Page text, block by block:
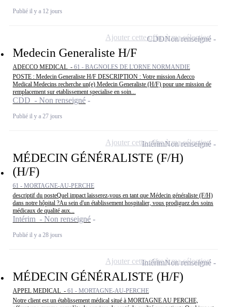
Publié il y a 12 jours
Medecin Generaliste H/F
ADECCO MEDICAL - 61 - BAGNOLES DE L'ORNE NORMANDIE
POSTE : Medecin Generaliste H/F DESCRIPTION : Votre mission Adecco
Medical Medecins recherche un(e) Medecin Generaliste (H/F) pour une mission de
remplacement sur etablissement specialise en soin...
CDD - Non renseigné
Publié il y a 27 jours
CDDNon renseigné
Ajouter cette offre à ma sélection
MÉDECIN GÉNÉRALISTE (F/H)
(H/F)
61 - MORTAGNE-AU-PERCHE
descriptif du posteQuel impact laisserez-vous en tant que Médecin généraliste (F/H)
dans notre hôpital ?Au sein d'un établissement hospitalier, vous prodiguez des soins
médicaux de qualité aux...
Intérim - Non renseigné
Publié il y a 28 jours
IntérimNon renseigné
Ajouter cette offre à ma sélection
MÉDECIN GÉNÉRALISTE (H/F)
APPEL MEDICAL - 61 - MORTAGNE-AU-PERCHE
Notre client est un établissement médical situé à MORTAGNE AU PERCHE,
IntérimNon renseigné
Ajouter cette offre à ma sélection